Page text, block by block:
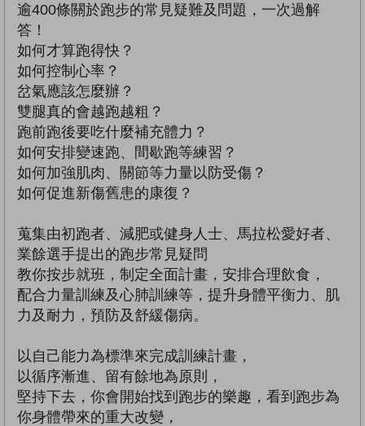
逾400條關於跑步的常見疑難及問題，一次過解
答！
如何才算跑得快？
如何控制心率？
岔氣應該怎麼辦？
雙腿真的會越跑越粗？
跑前跑後要吃什麼補充體力？
如何安排變速跑、間歇跑等練習？
如何加強肌肉、關節等力量以防受傷？
如何促進新傷舊患的康復？
蒐集由初跑者、減肥或健身人士、馬拉松愛好者、
業餘選手提出的跑步常見疑問
教你按步就班，制定全面計畫，安排合理飲食，
配合力量訓練及心肺訓練等，提升身體平衡力、肌
力及耐力，預防及舒緩傷病。
以自己能力為標準來完成訓練計畫，
以循序漸進、留有餘地為原則，
堅持下去，你會開始找到跑步的樂趣，看到跑步為
你身體帶來的重大改變，